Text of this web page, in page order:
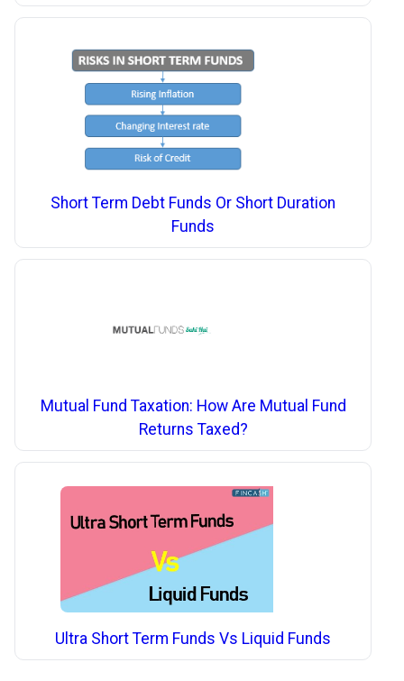
Short Term Debt Funds Or Short Duration
Funds
Mutual Fund Taxation: How Are Mutual Fund
Returns Taxed?
Ultra Short Term Funds Vs Liquid Funds